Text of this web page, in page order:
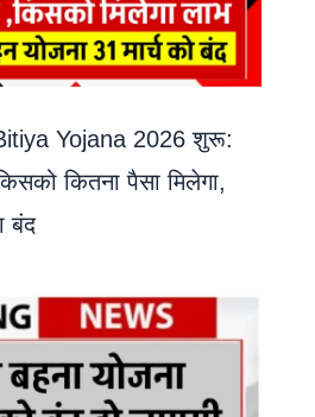
Yojana 2026 शुरू:
कितना पैसा मिलेगा,
बंद